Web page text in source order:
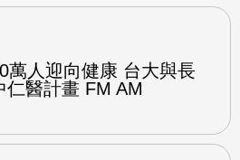
萬人迎向健康 台大與長
仁醫計畫 FM AM